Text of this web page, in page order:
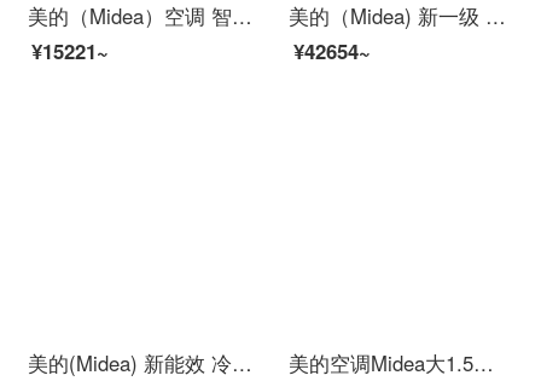
美的（Midea）空调 智能空调 APP控制 壁挂式 卧室家用静音空调挂机 智能家电 1.5匹 新能效 冷静星 PC401
¥15221~
美的（Midea) 新一级 智行 智能家电 变频冷暖 2匹客厅圆柱空调立式柜机KFR-51LW/BP3DN8Y-YH200(1)
¥42654~
美的(Midea) 新能效 冷静星 智能家电 变频冷暖 防直吹 1.5匹家用壁挂式空调KFR-35GW/BP2DN8Y-PH400(3)
美的空调Midea大1.5匹1p 新一级能效 i青春2 智能变频 壁挂式冷暖卧室空调挂机N8XHB1 大1匹 能效新升级 高配更省电